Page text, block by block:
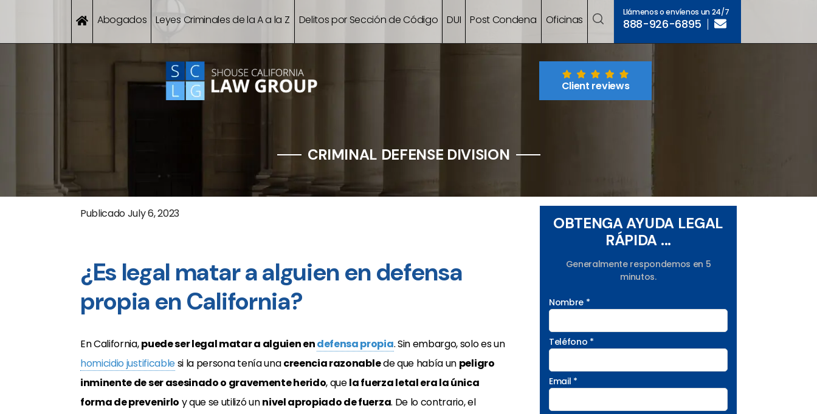
Abogados Leyes Criminales de la A a la Z Delitos por Sección de Código DUI Post Condena Oficinas
Llámenos o envíenos un 24/7
888-926-6895
Client reviews
CRIMINAL DEFENSE DIVISION
PublicadoJuly 6, 2023
¿Es legal matar a alguien en defensa
propia en California?
En California,puede ser legal matar a alguien endefensa propia. Sin embargo, solo es un
homicidio justificablesi la persona tenía unacreencia razonablede que había un peligro
inminente de ser asesinado o gravemente herido, quela fuerza letal era la única
forma de prevenirlo y que se utilizó unnivel apropiado de fuerza. De lo contrario, el
OBTENGA AYUDA LEGAL
RÁPIDA ...
Generalmente respondemos en 5
minutos.
Nombre *
Teléfono *
Email *